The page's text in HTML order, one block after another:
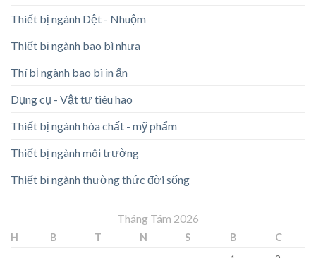
Thiết bị ngành Dệt - Nhuộm
Thiết bị ngành bao bì nhựa
Thí bị ngành bao bì in ấn
Dụng cụ - Vật tư tiêu hao
Thiết bị ngành hóa chất - mỹ phẩm
Thiết bị ngành môi trường
Thiết bị ngành thường thức đời sống
Tháng Tám 2026
H B T N S B
C